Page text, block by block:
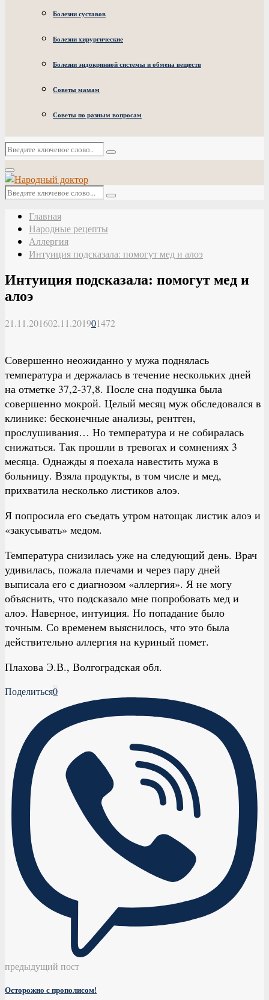
Болезни суставов
Болезни хирургические
Болезни эндокринной системы и обмена веществ
Советы мамам
Советы по разным вопросам
Искать:
Поиск
Основное
меню
Искать:
Поиск
Главная
Народные рецепты
Аллергия
Интуиция подсказала: помогут мед и алоэ
Интуиция подсказала: помогут мед и
алоэ
21.11.201602.11.201901472
Совершенно неожиданно у мужа поднялась
температура и держалась в течение нескольких дней
на отметке 37,2-37,8. После сна подушка была
совершенно мокрой. Целый месяц муж обследовался в
клинике: бесконечные анализы, рентген,
прослушивания… Но температура и не собиралась
снижаться. Так прошли в тревогах и сомнениях 3
месяца. Однажды я поехала навестить мужа в
больницу. Взяла продукты, в том числе и мед,
прихватила несколько листиков алоэ.
Я попросила его съедать утром натощак листик алоэ и
«закусывать» медом.
Температура снизилась уже на следующий день. Врач
удивилась, пожала плечами и через пару дней
выписала его с диагнозом «аллергия». Я не могу
объяснить, что подсказало мне попробовать мед и
алоэ. Наверное, интуиция. Но попадание было
точным. Со временем выяснилось, что это была
действительно аллергия на куриный помет.
Плахова Э.В., Волгоградская обл.
Поделиться0
предыдущий пост
Осторожно с прополисом!